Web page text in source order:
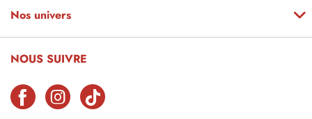
Nos univers
NOUS SUIVRE